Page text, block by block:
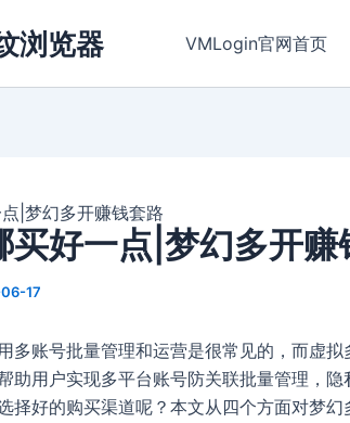
浏览器 VMLogin官网首页
|梦幻多开赚钱套路
买好一点|梦幻多开赚
17
多账号批量管理和运营是很常见的，而虚
助用户实现多平台账号防关联批量管理，
择好的购买渠道呢？本文从四个方面对梦